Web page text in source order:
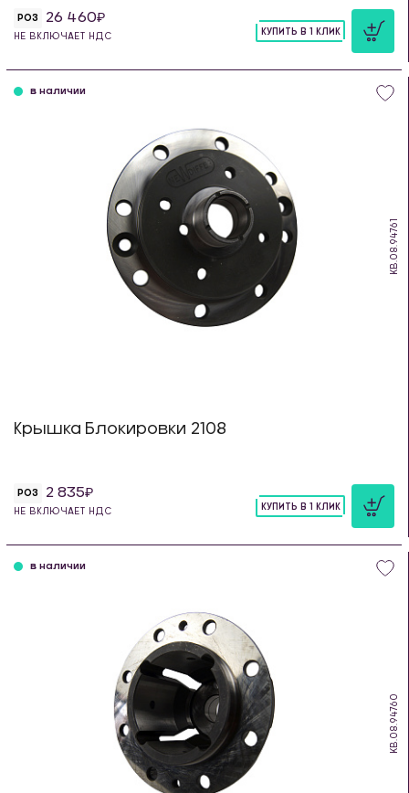
РОЗ 26 460
НЕ ВКЛЮЧАЕТ НДС
КУПИТЬ В 1 КЛИК
KB.08.94761
в наличии
Крышка Блокировки 2108
РОЗ 2 835
НЕ ВКЛЮЧАЕТ НДС
КУПИТЬ В 1 КЛИК
KB.08.94760
в наличии